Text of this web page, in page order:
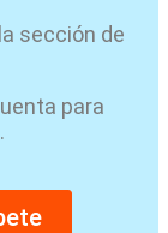
sección de
para